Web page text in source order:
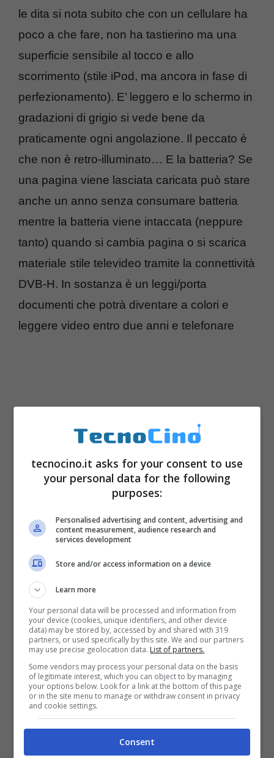
le dita si nota subito che con un cellulare ha
poco a che fare, non ha tastierino ma una
superficie sensibile al tocco e allo
scorrimento (stile iPod, ma ancora in fase di
perfezionamento). E’ leggero e lo schermo in
gradazioni di grigio si vede bene da
praticamente ogni angolazione. Il peccato è
che non è retro-illuminato… E la batteria? Se
una pagina viene lasciata caricata può stare
anche un anno senza consumare batteria
mentre la batteria viene intaccata (neppure
tanto) quando si cambia pagina o si scarica
materiale stile televideo tramite la connettività
DVB-H. In sostanza è un leggi/porta
documenti che potrà diventare a colori e
leggere video entro due anni e telefonare
tecnocino.it asks for your consent to use
your personal data for the following
purposes:
Personalised advertising and content, advertising and
content measurement, audience research and
services development
Store and/or access information on a device
Learn more
Your personal data will be processed and information from
your device (cookies, unique identifiers, and other device
data) may be stored by, accessed by and shared with 319
partners, or used specifically by this site. We and our partners
may use precise geolocation data. List of partners.
Some vendors may process your personal data on the basis
of legitimate interest, which you can object to by managing
your options below. Look for a link at the bottom of this page
or in the site menu to manage or withdraw consent in privacy
and cookie settings.
Consent